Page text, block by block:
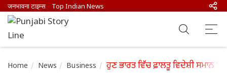
जनभावना टाइम्स Top Indian News
Home News Business ਹੁਣ ਭਾਰਤ ਵਿੱਚ ਫ਼ਾਲਤੂ ਵਿਦੇਸ਼ੀ ਸਮਾਨ